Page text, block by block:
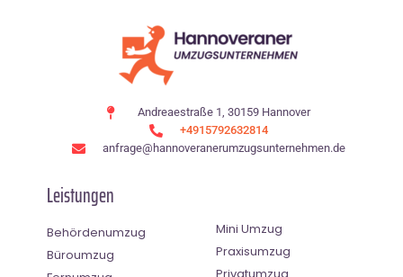
Andreaestraße 1, 30159 Hannover
+4915792632814
anfrage@hannoveranerumzugsunternehmen.de
Leistungen
Behördenumzug
Büroumzug
Mini Umzug
Praxisumzug